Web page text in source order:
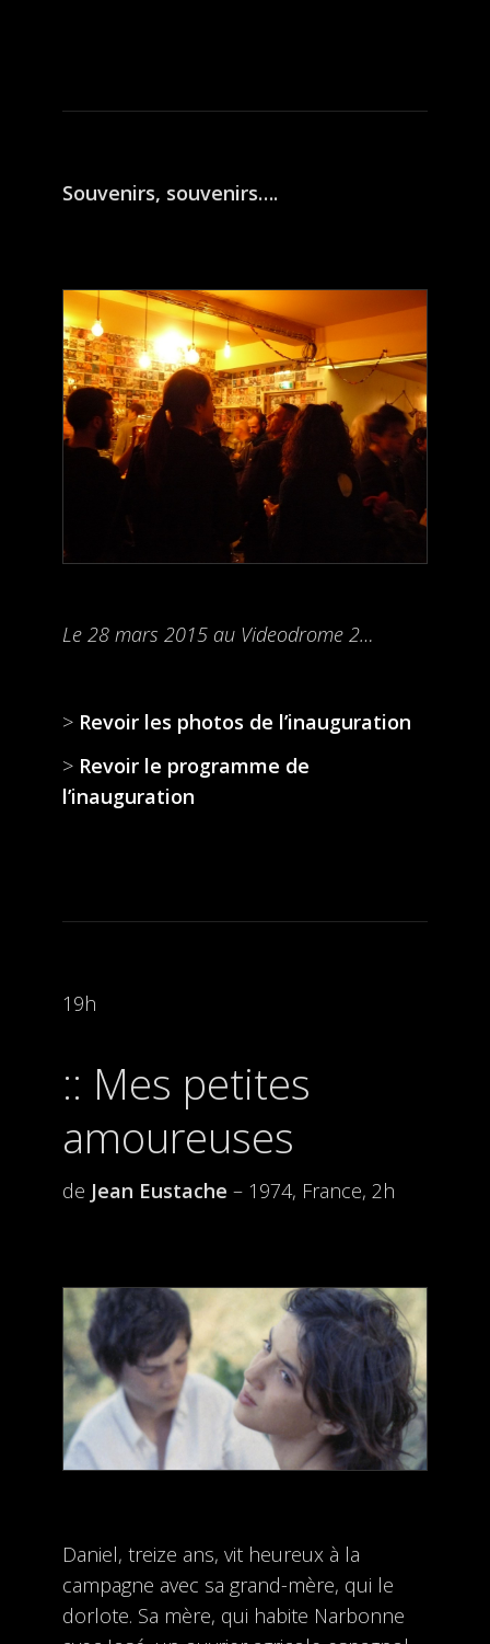
Souvenirs, souvenirs….
Le 28 mars 2015 au Videodrome 2…
> Revoir les photos de l’inauguration
> Revoir le programme de
l’inauguration
19h
Mes petites
amoureuses
de Jean Eustache – 1974, France, 2h
Daniel, treize ans, vit heureux à la
campagne avec sa grand-mère, qui le
dorlote. Sa mère, qui habite Narbonne